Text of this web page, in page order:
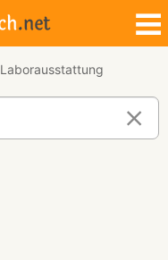
Laborausstattung